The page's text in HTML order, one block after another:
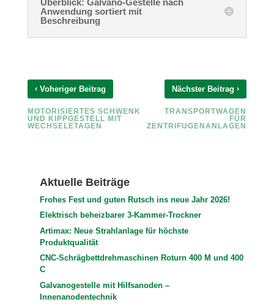
Anwendung sortiert mit
Beschreibung
‹Voheriger Beitrag
MOTORISIERTES SCHWENK
UND KIPPGESTELL MIT
WECHSELETAGEN
Nächster Beitrag›
TRANSPORTWAGEN
FÜR
ZENTRIFUGENANLAGEN
Aktuelle Beiträge
Frohes Fest und guten Rutsch ins neue Jahr 2026!
Elektrisch beheizbarer 3-Kammer-Trockner
Artimax: Neue Strahlanlage für höchste
Produktqualität
CNC-Schrägbettdrehmaschinen Roturn 400 M und 400
C
Galvanogestelle mit Hilfsanoden –
Innenanodentechnik